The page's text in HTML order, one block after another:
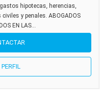
hipotecas, herencias,
y penales. ABOGADOS
EN LAS...
PERFIL